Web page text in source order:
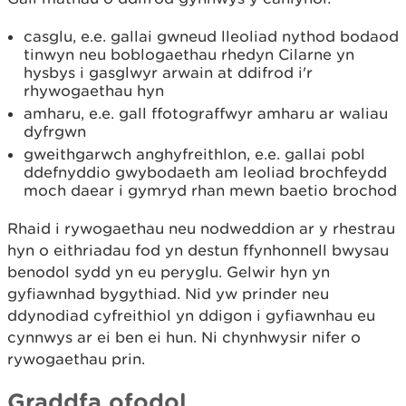
casglu, e.e. gallai gwneud lleoliad nythod bodaod
tinwyn neu boblogaethau rhedyn Cilarne yn
hysbys i gasglwyr arwain at ddifrod i'r
rhywogaethau hyn
amharu, e.e. gall ffotograffwyr amharu ar waliau
dyfrgwn
gweithgarwch anghyfreithlon, e.e. gallai pobl
ddefnyddio gwybodaeth am leoliad brochfeydd
moch daear i gymryd rhan mewn baetio brochod
Rhaid i rywogaethau neu nodweddion ar y rhestrau
hyn o eithriadau fod yn destun ffynhonnell bwysau
benodol sydd yn eu peryglu. Gelwir hyn yn
gyfiawnhad bygythiad. Nid yw prinder neu
ddynodiad cyfreithiol yn ddigon i gyfiawnhau eu
cynnwys ar ei ben ei hun. Ni chynhwysir nifer o
rywogaethau prin.